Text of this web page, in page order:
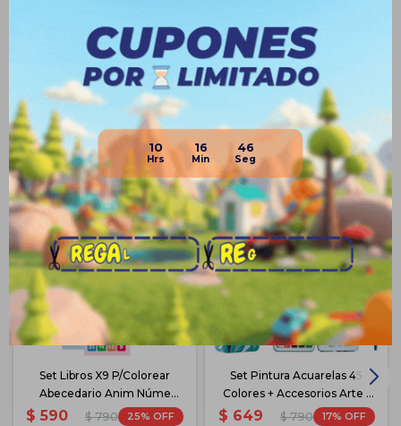
10 16 45
Medios de pago
Productos que te pueden interesar
Set Libros X9 P/Colorear
Abecedario Anim Núme
Español
$ 590 $ 790 25
Set Pintura Acuarelas 45
Colores + Accesorios Arte -
Celeste
$ 649 $ 790 17